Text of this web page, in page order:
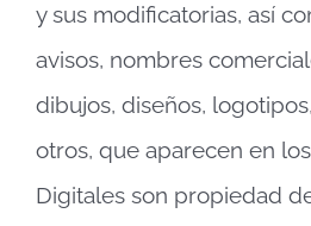
y sus modificatorias, así
avisos, nombres
dibujos, diseños,
otros, que aparecen en
Digitales son propiedad